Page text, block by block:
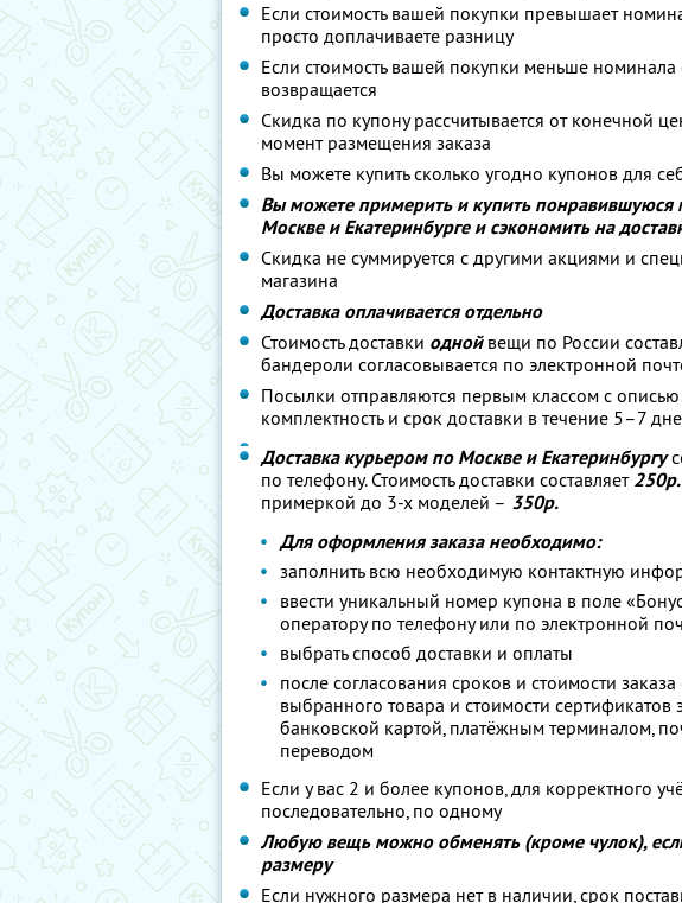
Если стоимость вашей покупки превышает
просто доплачиваете разницу
Если стоимость вашей покупки меньше номинала
возвращается
Скидка по купону рассчитывается от конечной
момент размещения заказа
Вы можете купить сколько угодно купонов для
Вы можете примерить и купить
Москве и Екатеринбурге и сэкономить на
Скидка не суммируется с другими акциями и
магазина
Доставка оплачивается отдельно
Стоимость доставки однойвещи по России
бандероли согласовывается по электронной
Посылки отправляются первым классом с описью
комплектность и срок доставки в течение 5–7
Доставка курьером по Москве и Екатеринбургу
по телефону. Стоимость доставки составляет 250р.
примеркой до 3-х моделей – 350р.
Для оформления заказа необходимо:
заполнить всю необходимую контактную
ввести уникальный номер купона в поле
оператору по телефону или по электронной
выбрать способ доставки и оплаты
после согласования сроков и стоимости
выбранного товара и стоимости
банковской картой, платёжным терминалом,
переводом
Если у вас 2 и более купонов, для корректного
последовательно, по одному
Любую вещь можно обменять (кроме чулок),
размеру
Если нужного размера нет в наличии, срок